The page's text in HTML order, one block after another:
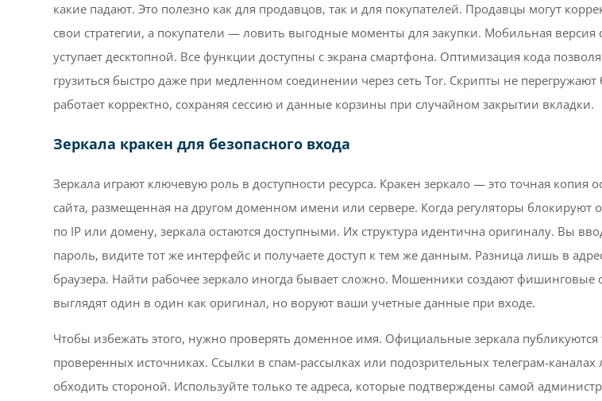
какие падают. Это полезно как для продавцов, так и для покупателей. Продавцы могут
свои стратегии, а покупатели — ловить выгодные моменты для закупки. Мобильная версия
уступает десктопной. Все функции доступны с экрана смартфона. Оптимизация кода
грузиться быстро даже при медленном соединении через сеть Tor. Скрипты не перегружают
работает корректно, сохраняя сессию и данные корзины при случайном закрытии вкладки.
Зеркала кракен для безопасного входа
Зеркала играют ключевую роль в доступности ресурса. Кракен зеркало — это точная копия
сайта, размещенная на другом доменном имени или сервере. Когда регуляторы блокируют
по IP или домену, зеркала остаются доступными. Их структура идентична оригиналу. Вы
пароль, видите тот же интерфейс и получаете доступ к тем же данным. Разница лишь в
браузера. Найти рабочее зеркало иногда бывает сложно. Мошенники создают фишинговые
выглядят один в один как оригинал, но воруют ваши учетные данные при входе.
Чтобы избежать этого, нужно проверять доменное имя. Официальные зеркала публикуются
проверенных источниках. Ссылки в спам-рассылках или подозрительных телеграм-каналах
обходить стороной. Используйте только те адреса, которые подтверждены самой